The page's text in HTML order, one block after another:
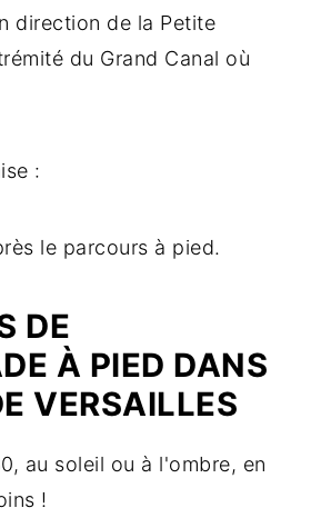
direction de la Petite
du Grand Canal où
:
le parcours à pied.
DE
À PIED DANS
VERSAILLES
au soleil ou à l'ombre, en
!